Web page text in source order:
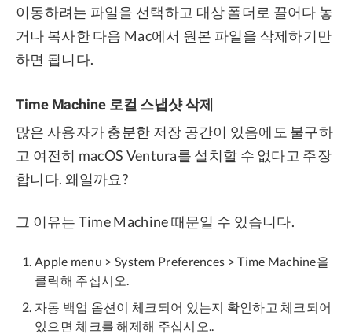
이동하려는 파일을 선택하고 대상 폴더로 끌어다 놓
거나 복사한 다음 Mac에서 원본 파일을 삭제하기만
하면 됩니다.
Time Machine 로컬 스냅샷 삭제
많은 사용자가 충분한 저장 공간이 있음에도 불구하
고 여전히 macOS Ventura를 설치할 수 없다고 주장
합니다. 왜일까요?
그 이유는 Time Machine 때문일 수 있습니다.
Apple menu > System Preferences > Time Machine을
클릭해 주십시오.
자동 백업 옵션이 체크되어 있는지 확인하고 체크되어
있으면 체크를 해제해 주십시오..